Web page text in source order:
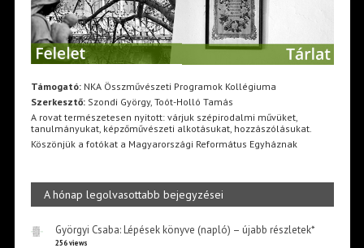
Támogató:NKA Összművészeti Programok Kollégiuma
Szerkesztő:Szondi György, Toót-Holló Tamás
A rovat természetesen nyitott: várjuk szépirodalmi művüket,
tanulmányukat, képzőművészeti alkotásukat, hozzászólásukat.
Köszönjük a fotókat a Magyarországi Református Egyháznak
A hónap legolvasottabb bejegyzései
Györgyi Csaba: Lépések könyve (napló) – újabb részletek*
256 views